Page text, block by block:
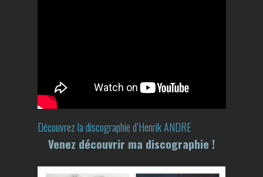
Découvrez la discographie d’Henrik ANDRE
Venez découvrir ma discographie !